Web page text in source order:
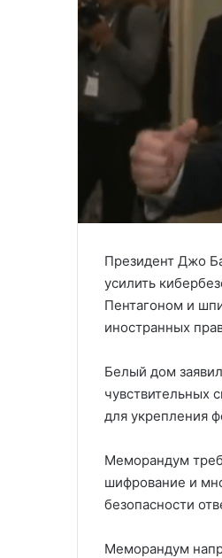
Президент Джо
усилить
Пентагоном и
иностранных
Белый дом
чувствительных
для укрепления
Меморандум
шифрование и
безопасности
Меморандум